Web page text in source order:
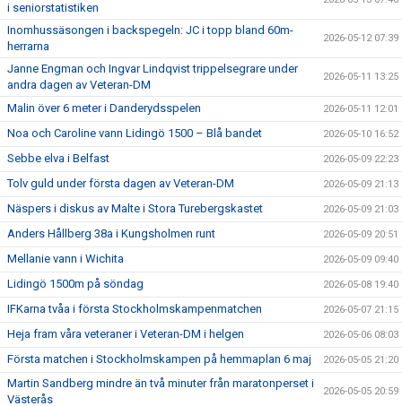
i seniorstatistiken
Inomhussäsongen i backspegeln: JC i topp bland 60m-
herrarna
2026-05-12 07:39
Janne Engman och Ingvar Lindqvist trippelsegrare under
andra dagen av Veteran-DM
2026-05-11 13:25
Malin över 6 meter i Danderydsspelen 2026-05-11 12:01
Noa och Caroline vann Lidingö 1500 – Blå bandet 2026-05-10 16:52
Sebbe elva i Belfast 2026-05-09 22:23
Tolv guld under första dagen av Veteran-DM 2026-05-09 21:13
Näspers i diskus av Malte i Stora Turebergskastet 2026-05-09 21:03
Anders Hållberg 38a i Kungsholmen runt 2026-05-09 20:51
Mellanie vann i Wichita 2026-05-09 09:40
Lidingö 1500m på söndag 2026-05-08 19:40
IFKarna tvåa i första Stockholmskampenmatchen 2026-05-07 21:15
Heja fram våra veteraner i Veteran-DM i helgen 2026-05-06 08:03
Första matchen i Stockholmskampen på hemmaplan 6 maj 2026-05-05 21:20
Martin Sandberg mindre än två minuter från maratonperset i
Västerås
2026-05-05 20:59